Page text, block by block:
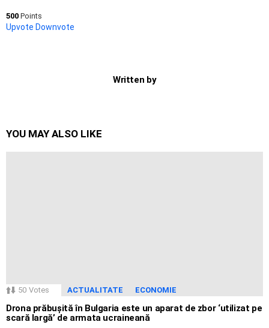
500 Points
Upvote Downvote
Written by
YOU MAY ALSO LIKE
50 Votes ACTUALITATE ECONOMIE
Drona prăbușită în Bulgaria este un aparat de zbor ‘utilizat pe
scară largă’ de armata ucraineană